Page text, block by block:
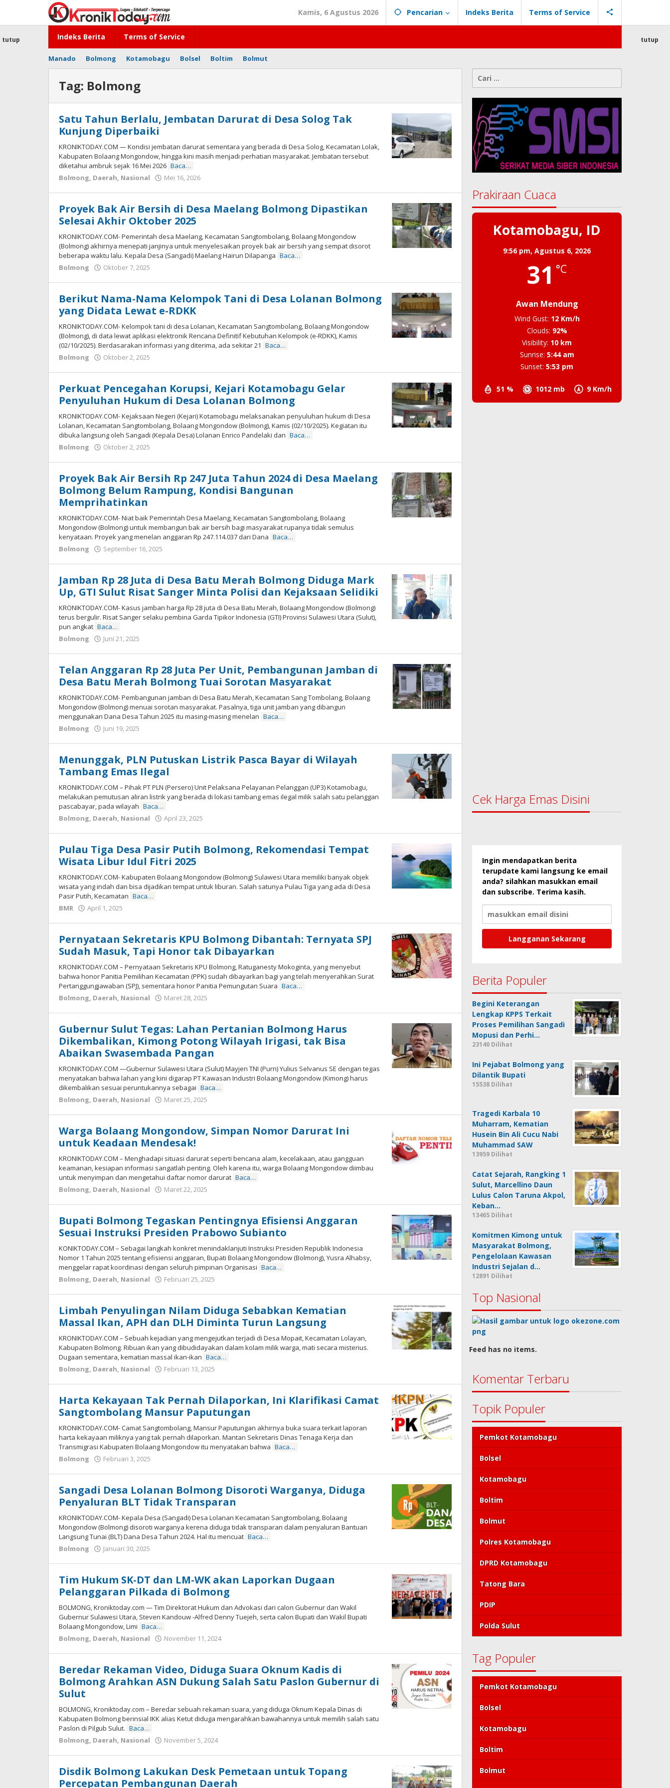
konten
Kamis, 6 Agustus 2026 Pencarian Indeks Berita Terms of Service
Indeks Berita Terms of Service
Manado Bolmong Kotamobagu Bolsel Boltim Bolmut
tutup tutup
Tag: Bolmong
Satu Tahun Berlalu, Jembatan Darurat di Desa Solog Tak
Kunjung Diperbaiki
KRONIKTODAY.COM — Kondisi jembatan darurat sementara yang berada di Desa Solog, Kecamatan Lolak,
Kabupaten Bolaang Mongondow, hingga kini masih menjadi perhatian masyarakat. Jembatan tersebut
diketahui ambruk sejak 16 Mei 2026 Baca…
Bolmong, Daerah, Nasional Mei 16, 2026
Proyek Bak Air Bersih di Desa Maelang Bolmong Dipastikan
Selesai Akhir Oktober 2025
KRONIKTODAY.COM- Pemerintah desa Maelang, Kecamatan Sangtombolang, Bolaang Mongondow
(Bolmong) akhirnya menepati janjinya untuk menyelesaikan proyek bak air bersih yang sempat disorot
beberapa waktu lalu. Kepala Desa (Sangadi) Maelang Hairun Dilapanga Baca…
Bolmong
Oktober 7, 2025
Berikut Nama-Nama Kelompok Tani di Desa Lolanan Bolmong
yang Didata Lewat e-RDKK
KRONIKTODAY.COM- Kelompok tani di desa Lolanan, Kecamatan Sangtombolang, Bolaang Mongondow
(Bolmong), di data lewat aplikasi elektronik Rencana Definitif Kebutuhan Kelompok (e-RDKK), Kamis
(02/10/2025). Berdasarakan informasi yang diterima, ada sekitar 21 Baca…
Bolmong
Oktober 2, 2025
Perkuat Pencegahan Korupsi, Kejari Kotamobagu Gelar
Penyuluhan Hukum di Desa Lolanan Bolmong
KRONIKTODAY.COM- Kejaksaan Negeri (Kejari) Kotamobagu melaksanakan penyuluhan hukum di Desa
Lolanan, Kecamatan Sangtombolang, Bolaang Mongondow (Bolmong), Kamis (02/10/2025). Kegiatan itu
dibuka langsung oleh Sangadi (Kepala Desa) Lolanan Enrico Pandelaki dan Baca…
Bolmong
Oktober 2, 2025
Proyek Bak Air Bersih Rp 247 Juta Tahun 2024 di Desa Maelang
Bolmong Belum Rampung, Kondisi Bangunan
Memprihatinkan
KRONIKTODAY.COM- Niat baik Pemerintah Desa Maelang, Kecamatan Sangtombolang, Bolaang
Mongondow (Bolmong) untuk membangun bak air bersih bagi masyarakat rupanya tidak semulus
kenyataan. Proyek yang menelan anggaran Rp 247.114.037 dari Dana Baca…
Bolmong
September 16, 2025
Jamban Rp 28 Juta di Desa Batu Merah Bolmong Diduga Mark
Up, GTI Sulut Risat Sanger Minta Polisi dan Kejaksaan Selidiki
KRONIKTODAY.COM- Kasus jamban harga Rp 28 juta di Desa Batu Merah, Bolaang Mongondow (Bolmong)
terus bergulir. Risat Sanger selaku pembina Garda Tipikor Indonesia (GTI) Provinsi Sulawesi Utara (Sulut),
pun angkat Baca…
Bolmong
Juni 21, 2025
Telan Anggaran Rp 28 Juta Per Unit, Pembangunan Jamban di
Desa Batu Merah Bolmong Tuai Sorotan Masyarakat
KRONIKTODAY.COM- Pembangunan jamban di Desa Batu Merah, Kecamatan Sang Tombolang, Bolaang
Mongondow (Bolmong) menuai sorotan masyarakat. Pasalnya, tiga unit jamban yang dibangun
menggunakan Dana Desa Tahun 2025 itu masing-masing menelan Baca…
Bolmong
Juni 19, 2025
Menunggak, PLN Putuskan Listrik Pasca Bayar di Wilayah
Tambang Emas Ilegal
KRONIKTODAY.COM – Pihak PT PLN (Persero) Unit Pelaksana Pelayanan Pelanggan (UP3) Kotamobagu,
melakukan pemutusan aliran listrik yang berada di lokasi tambang emas ilegal milik salah satu pelanggan
pascabayar, pada wilayah Baca…
Bolmong, Daerah, Nasional April 23, 2025
Pulau Tiga Desa Pasir Putih Bolmong, Rekomendasi Tempat
Wisata Libur Idul Fitri 2025
KRONIKTODAY.COM- Kabupaten Bolaang Mongondow (Bolmong) Sulawesi Utara memiliki banyak objek
wisata yang indah dan bisa dijadikan tempat untuk liburan. Salah satunya Pulau Tiga yang ada di Desa
Pasir Putih, Kecamatan Baca…
BMR
April 1, 2025
Pernyataan Sekretaris KPU Bolmong Dibantah: Ternyata SPJ
Sudah Masuk, Tapi Honor tak Dibayarkan
KRONIKTODAY.COM – Pernyataan Sekretaris KPU Bolmong, Ratuganesty Mokoginta, yang menyebut
bahwa honor Panitia Pemilihan Kecamatan (PPK) sudah dibayarkan bagi yang telah menyerahkan Surat
Pertanggungjawaban (SPJ), sementara honor Panitia Pemungutan Suara Baca…
Bolmong, Daerah, Nasional Maret 28, 2025
Gubernur Sulut Tegas: Lahan Pertanian Bolmong Harus
Dikembalikan, Kimong Potong Wilayah Irigasi, tak Bisa
Abaikan Swasembada Pangan
KRONIKTODAY.COM —Gubernur Sulawesi Utara (Sulut) Mayjen TNI (Purn) Yulius Selvanus SE dengan tegas
menyatakan bahwa lahan yang kini digarap PT Kawasan Industri Bolaang Mongondow (Kimong) harus
dikembalikan sesuai peruntukannya sebagai Baca…
Bolmong, Daerah, Nasional Maret 25, 2025
Warga Bolaang Mongondow, Simpan Nomor Darurat Ini
untuk Keadaan Mendesak!
KRONIKTODAY.COM – Menghadapi situasi darurat seperti bencana alam, kecelakaan, atau gangguan
keamanan, kesiapan informasi sangatlah penting. Oleh karena itu, warga Bolaang Mongondow diimbau
untuk menyimpan dan mengetahui daftar nomor darurat Baca…
Bolmong, Daerah, Nasional Maret 22, 2025
Bupati Bolmong Tegaskan Pentingnya Efisiensi Anggaran
Sesuai Instruksi Presiden Prabowo Subianto
KONIKTODAY.COM – Sebagai langkah konkret menindaklanjuti Instruksi Presiden Republik Indonesia
Nomor 1 Tahun 2025 tentang efisiensi anggaran, Bupati Bolaang Mongondow (Bolmong), Yusra Alhabsy,
menggelar rapat koordinasi dengan seluruh pimpinan Organisasi Baca…
Bolmong, Daerah, Nasional Februari 25, 2025
Limbah Penyulingan Nilam Diduga Sebabkan Kematian
Massal Ikan, APH dan DLH Diminta Turun Langsung
KRONIKTODAY.COM – Sebuah kejadian yang mengejutkan terjadi di Desa Mopait, Kecamatan Lolayan,
Kabupaten Bolmong. Ribuan ikan yang dibudidayakan dalam kolam milik warga, mati secara misterius.
Dugaan sementara, kematian massal ikan-ikan Baca…
Bolmong, Daerah, Nasional Februari 13, 2025
Harta Kekayaan Tak Pernah Dilaporkan, Ini Klarifikasi Camat
Sangtombolang Mansur Paputungan
KRONIKTODAY.COM- Camat Sangtombolang, Mansur Paputungan akhirnya buka suara terkait laporan
harta kekayaan miliknya yang tak pernah dilaporkan. Mantan Sekretaris Dinas Tenaga Kerja dan
Transmigrasi Kabupaten Bolaang Mongondow itu menyatakan bahwa Baca…
Bolmong
Februari 3, 2025
Sangadi Desa Lolanan Bolmong Disoroti Warganya, Diduga
Penyaluran BLT Tidak Transparan
KRONIKTODAY.COM- Kepala Desa (Sangadi) Desa Lolanan Kecamatan Sangtombolang, Bolaang
Mongondow (Bolmong) disoroti warganya kerena diduga tidak transparan dalam penyaluran Bantuan
Langsung Tunai (BLT) Dana Desa Tahun 2024. Hal itu mencuat Baca…
Bolmong
Januari 30, 2025
Tim Hukum SK-DT dan LM-WK akan Laporkan Dugaan
Pelanggaran Pilkada di Bolmong
BOLMONG, Kroniktoday.com — Tim Direktorat Hukum dan Advokasi dari calon Gubernur dan Wakil
Gubernur Sulawesi Utara, Steven Kandouw -Alfred Denny Tuejeh, serta calon Bupati dan Wakil Bupati
Bolaang Mongondow, Limi Baca…
Bolmong, Daerah, Nasional November 11, 2024
Beredar Rekaman Video, Diduga Suara Oknum Kadis di
Bolmong Arahkan ASN Dukung Salah Satu Paslon Gubernur di
Sulut
BOLMONG, Kroniktoday.com – Beredar sebuah rekaman suara, yang diduga Oknum Kepala Dinas di
Kabupaten Bolmong berinsial IKK alias Ketut diduga mengarahkan bawahannya untuk memilih salah satu
Paslon di Pilgub Sulut. Baca…
Bolmong, Daerah, Nasional November 5, 2024
Disdik Bolmong Lakukan Desk Pemetaan untuk Topang
Percepatan Pembangunan Daerah
Cari
untuk:
Prakiraan Cuaca
Kotamobagu, ID
9:56 pm,Agustus 6, 2026
31 °C
Awan Mendung
51 % 1012 mb 9 Km/h
Wind Gust: 12 Km/h
Clouds: 92%
Visibility: 10 km
Sunrise: 5:44 am
Sunset: 5:53 pm
Cek Harga Emas Disini
Ingin mendapatkan berita
terupdate kami langsung ke email
anda? silahkan masukkan email
dan subscribe. Terima kasih.
Berita Populer
Begini Keterangan
Lengkap KPPS Terkait
Proses Pemilihan Sangadi
Mopusi dan Perhi…
23140 Dilihat
Ini Pejabat Bolmong yang
Dilantik Bupati
15538 Dilihat
Tragedi Karbala 10
Muharram, Kematian
Husein Bin Ali Cucu Nabi
Muhammad SAW
13959 Dilihat
Catat Sejarah, Rangking 1
Sulut, Marcellino Daun
Lulus Calon Taruna Akpol,
Keban…
13465 Dilihat
Komitmen Kimong untuk
Masyarakat Bolmong,
Pengelolaan Kawasan
Industri Sejalan d…
12891 Dilihat
Top Nasional
Feed has no items.
Komentar Terbaru
Topik Populer
Pemkot Kotamobagu
Bolsel
Kotamobagu
Boltim
Bolmut
Polres Kotamobagu
DPRD Kotamobagu
Tatong Bara
PDIP
Polda Sulut
Tag Populer
Pemkot Kotamobagu
Bolsel
Kotamobagu
Boltim
Bolmut